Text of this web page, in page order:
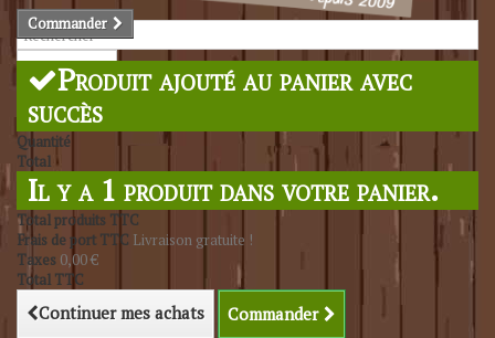
Rechercher
Commander
Produit ajouté au panier avec
succès
Quantité
Total
Il y a 1 produit dans votre panier.
Total produits TTC
Frais de port TTC Livraison gratuite !
Taxes 0,00 €
Total TTC
Continuer mes achats Commander